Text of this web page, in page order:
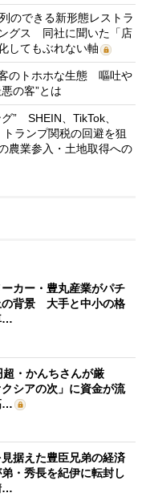
のできる新形態レストラ
グス 同社に聞いた「店
してもぶれない軸
のトホホな生態 嘔吐や
の客”とは
” SHEIN、TikTok、
ランプ関税の回避を狙
農業参入・土地取得への
カー・豊丸産業がパチ
の背景 大手と中小の格
…
超・かんちさんが厳
シアの次」に資金が流
…
見据えた豊臣兄弟の経済
・秀長を紀伊に転封し
…